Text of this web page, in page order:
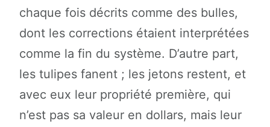
chaque fois décrits comme des bulles,
dont les corrections étaient interprétées
comme la fin du système. D’autre part,
les tulipes fanent ; les jetons restent, et
avec eux leur propriété première, qui
n’est pas sa valeur en dollars, mais leur